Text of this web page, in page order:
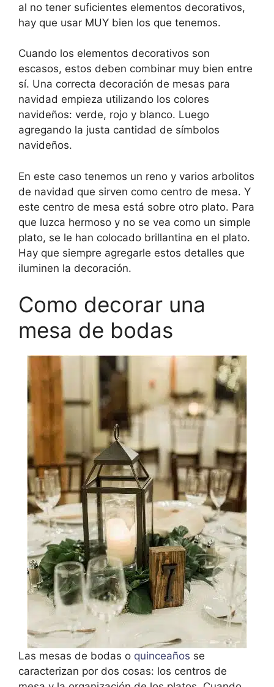
al no tener suficientes elementos decorativos,
hay que usar MUY bien los que tenemos.
Cuando los elementos decorativos son
escasos, estos deben combinar muy bien entre
sí. Una correcta decoración de mesas para
navidad empieza utilizando los colores
navideños: verde, rojo y blanco. Luego
agregando la justa cantidad de símbolos
navideños.
En este caso tenemos un reno y varios arbolitos
de navidad que sirven como centro de mesa. Y
este centro de mesa está sobre otro plato. Para
que luzca hermoso y no se vea como un simple
plato, se le han colocado brillantina en el plato.
Hay que siempre agregarle estos detalles que
iluminen la decoración.
Como decorar una
mesa de bodas
Las mesas de bodas o quinceaños se
caracterizan por dos cosas: los centros de